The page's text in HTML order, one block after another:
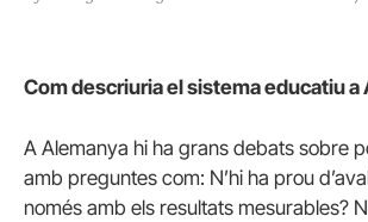
Com descriuria el sistema educatiu a
A Alemanya hi ha grans debats sobre
amb preguntes com: N’hi ha prou
només amb els resultats mesurables?